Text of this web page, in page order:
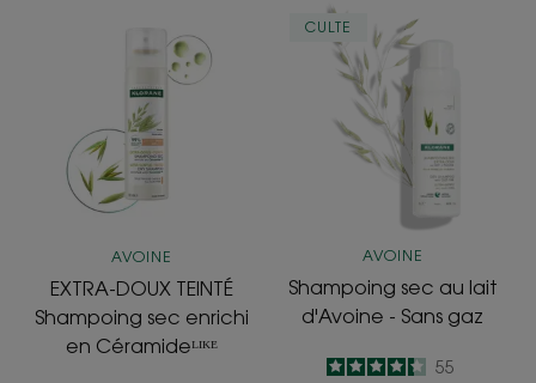
DOUX
TEINTÉ
Shampoing
sec
enrichi
en
AVOINE
EXTRA-DOUX TEINTÉ
Shampoing sec enrichi
en Céramideᴸᴵᴷᴱ
Shampoing
sec
au
lait
d'Avoine
-
Sans
gaz
CULTE
AVOINE
Shampoing sec au lait
d'Avoine - Sans gaz
4.4
/
5
55